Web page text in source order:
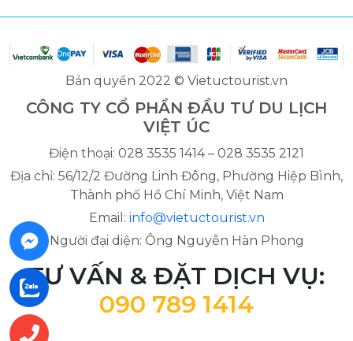
Bản quyền 2022 © Vietuctourist.vn
CÔNG TY CỔ PHẦN ĐẦU TƯ DU LỊCH
VIỆT ÚC
Điện thoại: 028 3535 1414 – 028 3535 2121
Địa chỉ: 56/12/2 Đường Linh Đông, Phường Hiệp Bình,
Thành phố Hồ Chí Minh, Việt Nam
Email: info@vietuctourist.vn
Người đại diện: Ông Nguyễn Hàn Phong
TƯ VẤN & ĐẶT DỊCH VỤ:
090 789 1414